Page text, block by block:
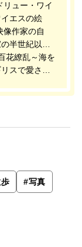
リュー・ワイ
エスの絵
像作家の自
半世紀以上
花繚乱～海を
スで愛され
#写真